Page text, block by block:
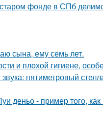
фонде в СПб
сына, ему семь лет.
и плохой гигиене,
пятиметровый
- пример того, как